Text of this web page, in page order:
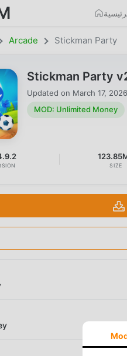
Arcade Stickman Party
Stickman Party
Updated on March 17, 2026
MOD: Unlimited Money
SIZE